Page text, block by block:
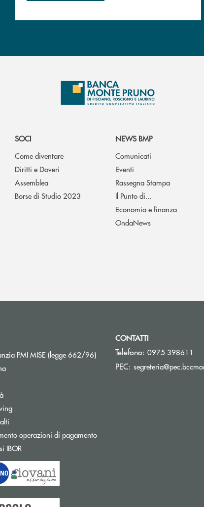
SOCI
Come diventare
Diritti e Doveri
Assemblea
Borse di Studio 2023
NEWS BMP
Comunicati
Eventi
Rassegna Stampa
Il Punto di...
Economia e finanza
OndaNews
PMI MISE (legge 662/96)Apre una nuova finestra
operazioni di pagamento
IBORApre una nuova finestra
CONTATTI
Telefono: 0975 398611
PEC: